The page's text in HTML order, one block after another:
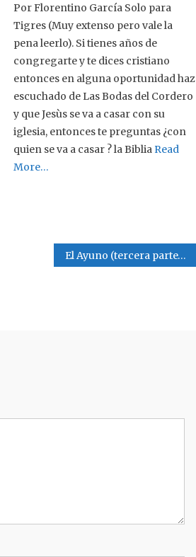
Por Florentino García Solo para
Tigres (Muy extenso pero vale la
pena leerlo). Si tienes años de
congregarte y te dices cristiano
entonces en alguna oportunidad haz
escuchado de Las Bodas del Cordero
y que Jesùs se va a casar con su
iglesia, entonces te preguntas ¿con
quien se va a casar ? la Biblia Read
More…
El Ayuno (tercera parte)